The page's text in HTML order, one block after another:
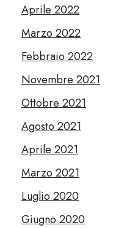
Aprile 2022
Marzo 2022
Febbraio 2022
Novembre 2021
Ottobre 2021
Agosto 2021
Aprile 2021
Marzo 2021
Luglio 2020
Giugno 2020